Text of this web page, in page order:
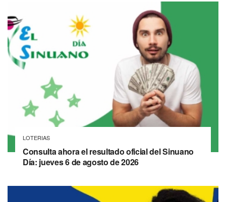
LOTERIAS
Consulta ahora el resultado oficial del Sinuano
Día: jueves 6 de agosto de 2026